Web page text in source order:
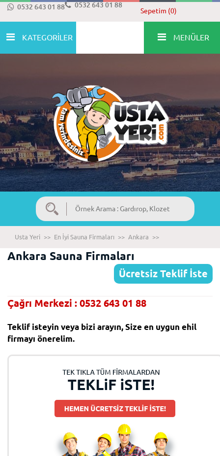
0532 643 01 88 0532 643 01 88
Sepetim (0)
KATEGORİLER MENÜLER
Usta Yeri >> En İyi Sauna Firmaları >> Ankara >>
Ankara Sauna Firmaları
Ücretsiz Teklif İste
Çağrı Merkezi : 0532 643 01 88
Teklif isteyin veya bizi arayın, Size en uygun ehil
firmayı önerelim.